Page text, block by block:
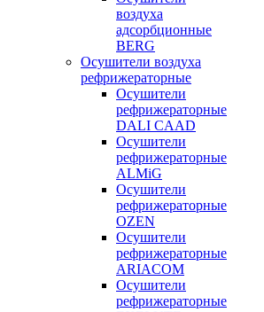
воздуха
адсорбционные
BERG
Осушители воздуха
рефрижераторные
Осушители
рефрижераторные
DALI CAAD
Осушители
рефрижераторные
ALMiG
Осушители
рефрижераторные
OZEN
Осушители
рефрижераторные
ARIACOM
Осушители
рефрижераторные